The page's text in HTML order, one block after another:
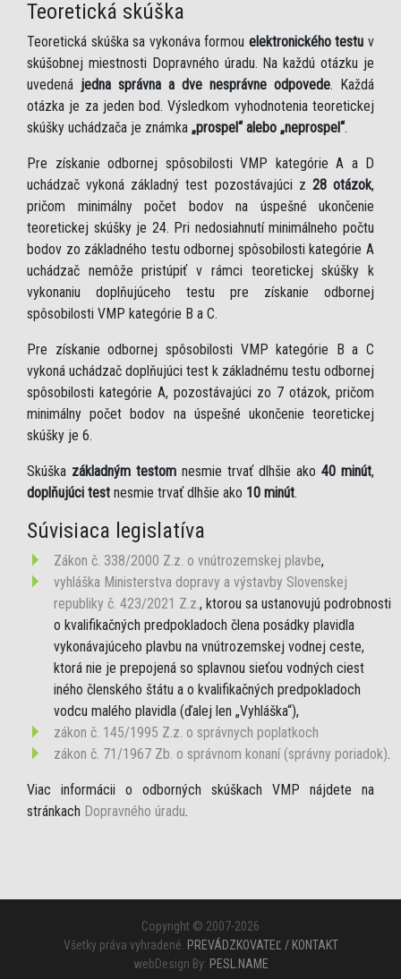
Teoretická skúška
Teoretická skúška sa vykonáva formou elektronického testu v
skúšobnej miestnosti Dopravného úradu. Na každú otázku je
uvedená jedna správna a dve nesprávne odpovede. Každá
otázka je za jeden bod. Výsledkom vyhodnotenia teoretickej
skúšky uchádzača je známka „prospel“ alebo „neprospel“.
Pre získanie odbornej spôsobilosti VMP kategórie A a D
uchádzač vykoná základný test pozostávajúci z 28 otázok,
pričom minimálny počet bodov na úspešné ukončenie
teoretickej skúšky je 24. Pri nedosiahnutí minimálneho počtu
bodov zo základného testu odbornej spôsobilosti kategórie A
uchádzač nemôže pristúpiť v rámci teoretickej skúšky k
vykonaniu doplňujúceho testu pre získanie odbornej
spôsobilosti VMP kategórie B a C.
Pre získanie odbornej spôsobilosti VMP kategórie B a C
vykoná uchádzač doplňujúci test k základnému testu odbornej
spôsobilosti kategórie A, pozostávajúci zo 7 otázok, pričom
minimálny počet bodov na úspešné ukončenie teoretickej
skúšky je 6.
Skúška základným testom nesmie trvať dlhšie ako 40 minút,
doplňujúci test nesmie trvať dlhšie ako 10 minút.
Súvisiaca legislatíva
Zákon č. 338/2000 Z.z. o vnútrozemskej plavbe,
vyhláška Ministerstva dopravy a výstavby Slovenskej
republiky č. 423/2021 Z.z., ktorou sa ustanovujú podrobnosti
o kvalifikačných predpokladoch člena posádky plavidla
vykonávajúceho plavbu na vnútrozemskej vodnej ceste,
ktorá nie je prepojená so splavnou sieťou vodných ciest
iného členského štátu a o kvalifikačných predpokladoch
vodcu malého plavidla (ďalej len „Vyhláška“),
zákon č. 145/1995 Z.z. o správnych poplatkoch
zákon č. 71/1967 Zb. o správnom konaní (správny poriadok).
Viac informácii o odborných skúškach VMP nájdete na
stránkach Dopravného úradu.
Copyright © 2007-2026
Všetky práva vyhradené. PREVÁDZKOVATEĽ / KONTAKT
webDesign By: PESL.NAME